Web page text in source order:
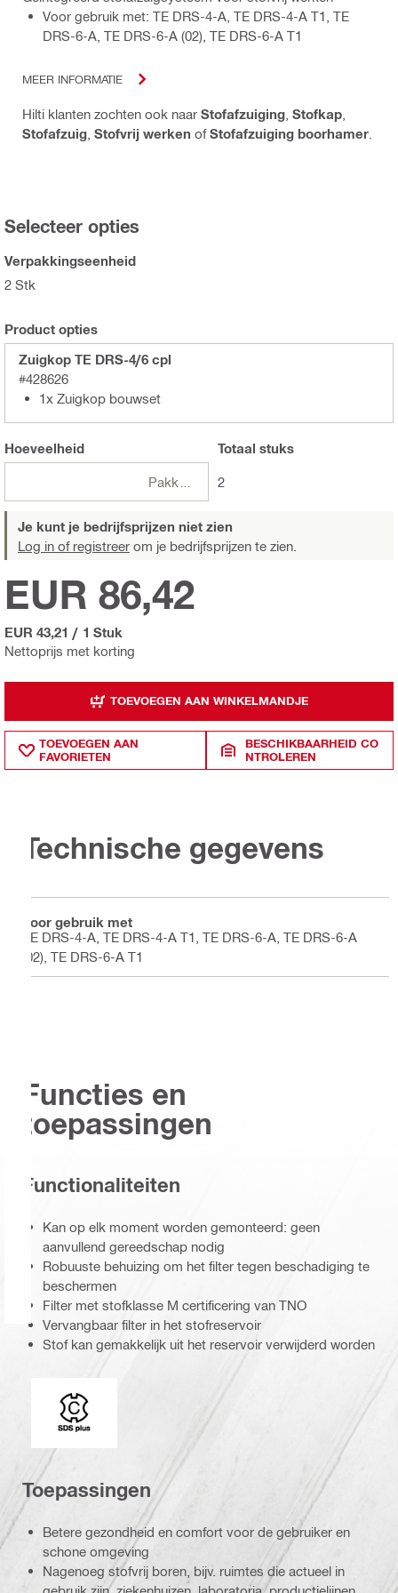
Voor gebruik met: TE DRS-4-A, TE DRS-4-A T1, TE
DRS-6-A, TE DRS-6-A (02), TE DRS-6-A T1
MEER INFORMATIE
Hilti klanten zochten ook naar Stofafzuiging Stofkap
Stofafzuig Stofvrij werken ofStofafzuiging boorhamer
Selecteer opties
Verpakkingseenheid
2 Stk
Product opties
Zuigkop TE DRS-4/6 cpl
#428626
1x Zuigkop bouwset
Hoeveelheid
Pakketten
Totaal stuks
2
Je kunt je bedrijfsprijzen niet zien
Log in of registreer om je bedrijfsprijzen te zien.
Nettoprijs met korting
EUR 86,42
EUR 43,21 / 1 Stuk
TOEVOEGEN AAN WINKELMANDJE
TOEVOEGEN AAN
FAVORIETEN
BESCHIKBAARHEID CO
NTROLEREN
Technische gegevens
Voor gebruik met
TE DRS-4-A, TE DRS-4-A T1, TE DRS-6-A, TE DRS-6-A
(02), TE DRS-6-A T1
Functies en
toepassingen
Functionaliteiten
Kan op elk moment worden gemonteerd: geen
aanvullend gereedschap nodig
Robuuste behuizing om het filter tegen beschadiging te
beschermen
Filter met stofklasse M certificering van TNO
Vervangbaar filter in het stofreservoir
Stof kan gemakkelijk uit het reservoir verwijderd worden
Opname
Toepassingen
Betere gezondheid en comfort voor de gebruiker en
schone omgeving
Nagenoeg stofvrij boren, bijv. ruimtes die actueel in